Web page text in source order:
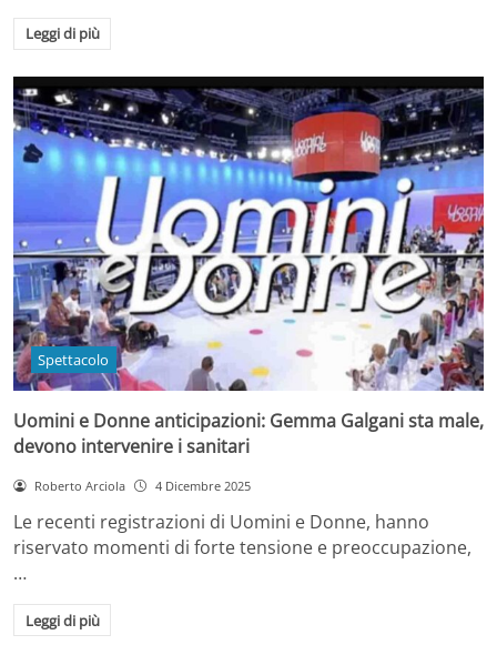
Leggi di più
Spettacolo
Uomini e Donne anticipazioni: Gemma Galgani sta male,
devono intervenire i sanitari
Roberto Arciola 4 Dicembre 2025
Le recenti registrazioni di Uomini e Donne, hanno
riservato momenti di forte tensione e preoccupazione,
…
Leggi di più